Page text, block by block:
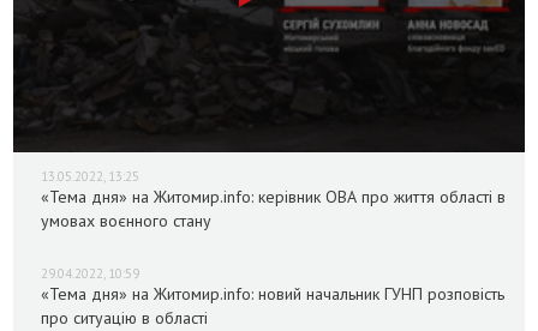
13.05.2022, 13:25
«Тема дня» на Житомир.info: керівник ОВА про життя області в
умовах воєнного стану
29.04.2022, 10:59
«Тема дня» на Житомир.info: новий начальник ГУНП розповість
про ситуацію в області